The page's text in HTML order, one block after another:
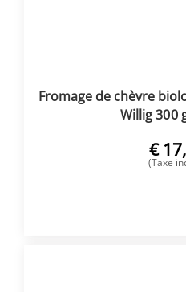
Fromage de chèvre
Willig 300
€
(Taxe